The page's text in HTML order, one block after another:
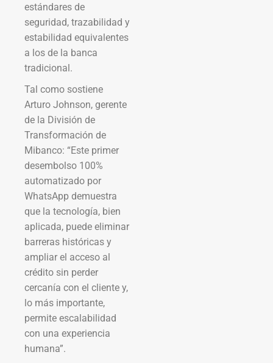
estándares de
seguridad, trazabilidad y
estabilidad equivalentes
a los de la banca
tradicional.
Tal como sostiene
Arturo Johnson, gerente
de la División de
Transformación de
Mibanco: “Este primer
desembolso 100%
automatizado por
WhatsApp demuestra
que la tecnología, bien
aplicada, puede eliminar
barreras históricas y
ampliar el acceso al
crédito sin perder
cercanía con el cliente y,
lo más importante,
permite escalabilidad
con una experiencia
humana”.